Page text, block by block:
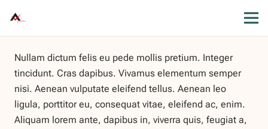
Nullam dictum felis eu pede mollis pretium. Integer
tincidunt. Cras dapibus. Vivamus elementum semper
nisi. Aenean vulputate eleifend tellus. Aenean leo
ligula, porttitor eu, consequat vitae, eleifend ac, enim.
Aliquam lorem ante, dapibus in, viverra quis, feugiat a,